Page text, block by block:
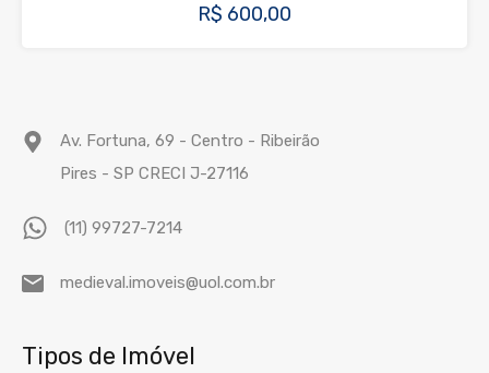
R$ 600,00
Av. Fortuna, 69 - Centro - Ribeirão
Pires - SP CRECI J-27116
(11) 99727-7214
medieval.imoveis@uol.com.br
Tipos de Imóvel